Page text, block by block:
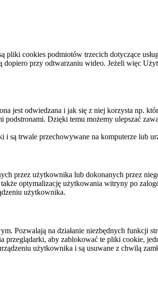
cookies podmiotów trzecich dotyczące
przy odtwarzaniu wideo. Jeżeli więc
jest odwiedzana i jak się z niej korzysta np.
Dzięki temu możemy ulepszać
i są trwale przechowywane na komputerze lub
przez użytkownika lub dokonanych przez
optymalizację użytkowania witryny po
użytkownika.
Pozwalają na działanie niezbędnych funkcji
aby zablokować te pliki cookie,
użytkownika i są usuwane z chwilą